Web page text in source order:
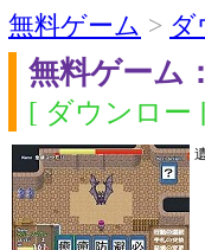
無料ゲーム > ダ
無料ゲーム
[ ダウンロー